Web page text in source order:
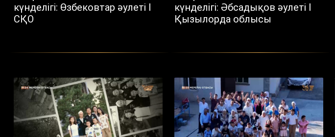
күнделігі: Өзбековтар әулеті I
СҚО
күнделігі: Әбсадықов әулеті I
Қызылорда облысы